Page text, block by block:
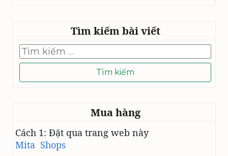
Tìm kiếm bài viết
Tìm
kiếm
cho:
Mua hàng
Cách 1: Đặt qua trang web này
Mita Shops